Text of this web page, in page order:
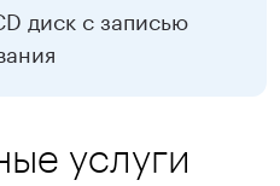
диск с записью
услуги